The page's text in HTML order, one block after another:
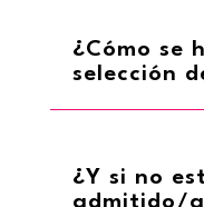
¿Cómo se
selección
¿Y si no
admitido/